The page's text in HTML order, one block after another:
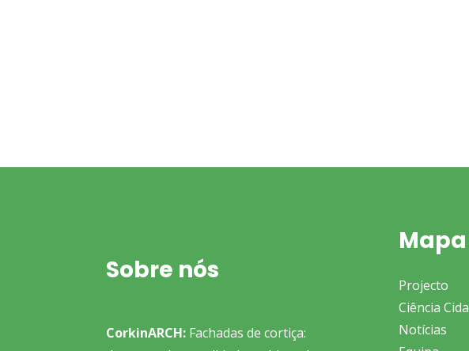
Sobre nós
CorkinARCH: Fachadas de cortiça:
Projecto
Ciência
Notícias